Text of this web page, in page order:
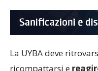
La UYBA deve